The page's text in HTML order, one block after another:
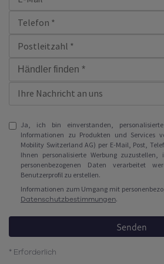
Ja, ich bin einverstanden,
Informationen zu Produkten und Services
Mobility Switzerland AG) per E-Mail, Post,
Ihnen personalisierte Werbung
personenbezogenen Daten verarbeitet
Benutzerprofil zu erstellen.
Informationen zum Umgang mit
Datenschutzbestimmungen.
Senden
* Erforderlich